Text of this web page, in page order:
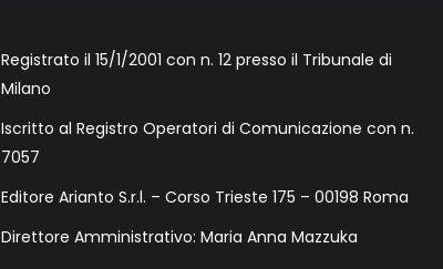
Registrato il 15/1/2001 con n. 12 presso il Tribunale di
Milano
Iscritto al Registro Operatori di Comunicazione con n.
7057
Editore Arianto S.r.l. – Corso Trieste 175 – 00198 Roma
Direttore Amministrativo: Maria Anna Mazzuka